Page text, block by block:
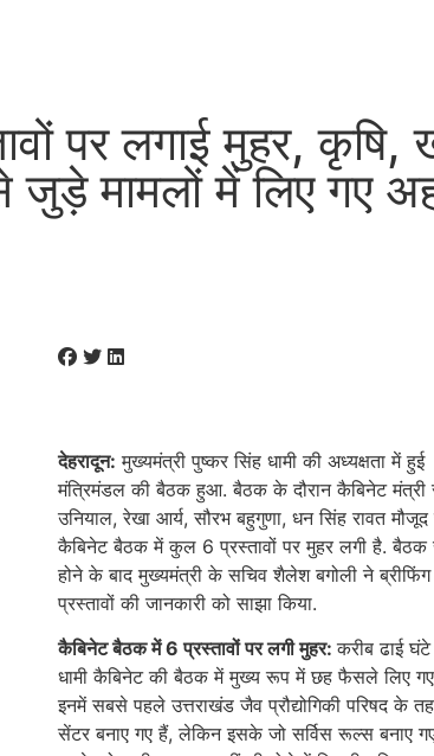
पर लगाई मुहर, कृषि,
जुड़े मामलों में लिए गए
देहरादून: मुख्यमंत्री पुष्कर सिंह धामी की अध्यक्षता में हुई
मंत्रिमंडल की बैठक हुआ. बैठक के दौरान कैबिनेट मंत्री
उनियाल, रेखा आर्य, सौरभ बहुगुणा, धन सिंह रावत मौजूद
कैबिनेट बैठक में कुल 6 प्रस्तावों पर मुहर लगी है. बैठक
होने के बाद मुख्यमंत्री के सचिव शैलेश बगोली ने
प्रस्तावों की जानकारी को साझा किया.
कैबिनेट बैठक में6प्रस्तावों पर लगी मुहर: करीब ढाई
धामी कैबिनेट की बैठक में मुख्य रूप में छह फैसले लिए
इनमें सबसे पहले उत्तराखंड जैव प्रौद्योगिकी परिषद के
सेंटर बनाए गए हैं, लेकिन इसके जो सर्विस रूल्स बनाए